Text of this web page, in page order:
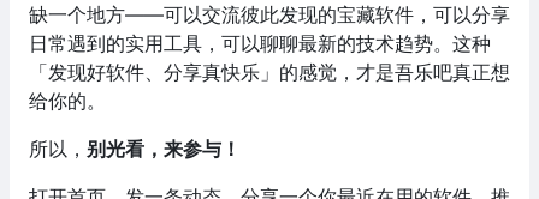
缺一个地方——可以交流彼此发现的宝藏软件，可以分享
日常遇到的实用工具，可以聊聊最新的技术趋势。这种
「发现好软件、分享真快乐」的感觉，才是吾乐吧真正想
给你的。
所以， 别光看，来参与！